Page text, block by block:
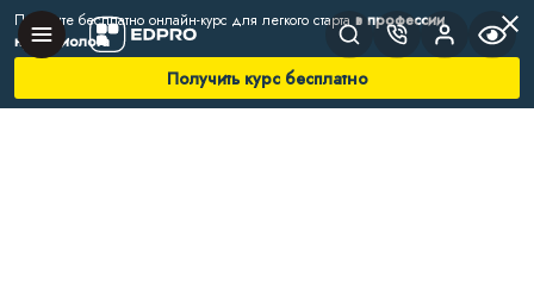
Получите бесплатно онлайн-курс для легкого стартав профессии
нутрициолога
Получить курс бесплатно